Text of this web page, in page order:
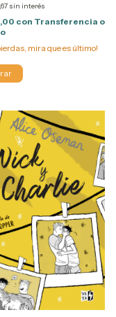
sin interés
con Transferencia o
mira que es último!